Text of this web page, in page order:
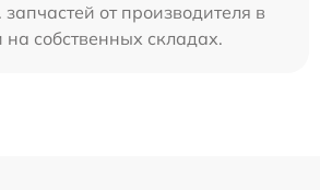
от производителя в
на собственных складах.